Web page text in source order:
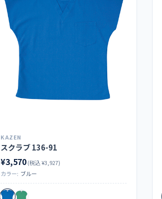
KAZEN
スクラブ 136-91
¥3,570(税込 ¥3,927)
カラー: ブルー